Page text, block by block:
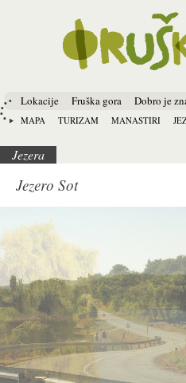
Lokacije
MAPA TURIZAM MANASTIRI
Fruška gora Dobro je
Jezera
Jezero Sot